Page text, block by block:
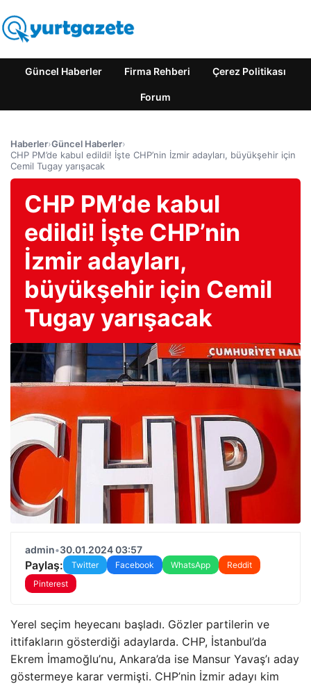
Güncel Haberler Firma Rehberi Çerez Politikası
Forum
Haberler›Güncel Haberler›
CHP PM’de kabul edildi! İşte CHP’nin İzmir adayları, büyükşehir için
Cemil Tugay yarışacak
CHP PM’de kabul
edildi! İşte CHP’nin
İzmir adayları,
büyükşehir için Cemil
Tugay yarışacak
admin•30.01.2024 03:57
Paylaş: Twitter Facebook WhatsApp
Reddit
Pinterest
Yerel seçim heyecanı başladı. Gözler partilerin ve
ittifakların gösterdiği adaylarda. CHP, İstanbul’da
Ekrem İmamoğlu’nu, Ankara’da ise Mansur Yavaş’ı aday
göstermeye karar vermişti. CHP’nin İzmir adayı kim